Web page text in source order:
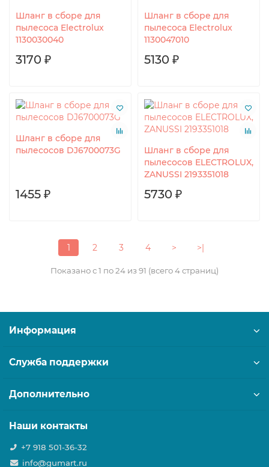
Шланг в сборе для
пылесоса Electrolux
1130030040
3170 ₽
Шланг в сборе для
пылесоса Electrolux
1130047010
5130 ₽
Шланг в сборе для
пылесосов DJ6700073G
1455 ₽
Шланг в сборе для
пылесосов ELECTROLUX,
ZANUSSI 2193351018
5730 ₽
1 2 3 4 > >|
Показано с 1 по 24 из 91 (всего 4 страниц)
Информация
Служба поддержки
Дополнительно
Наши контакты
+7 918 501-36-32
info@gumart.ru